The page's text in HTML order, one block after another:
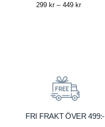
299 kr – 449 krPrice
FRI FRAKT ÖVER 499:-